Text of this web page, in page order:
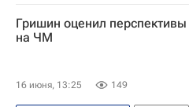
Гришин оценил
на ЧМ
16 июня, 13:25 149